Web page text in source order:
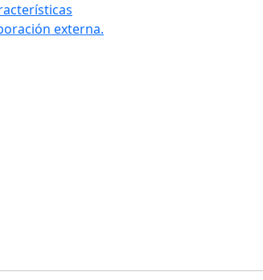
externa.